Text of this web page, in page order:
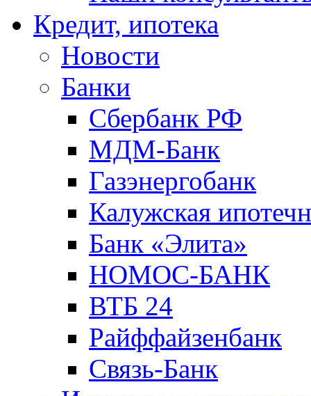
Кредит, ипотека
Новости
Банки
Сбербанк РФ
МДМ-Банк
Газэнергобанк
Калужская
Банк «Элита»
НОМОС-БАНК
ВТБ 24
Райффайзенбанк
Связь-Банк